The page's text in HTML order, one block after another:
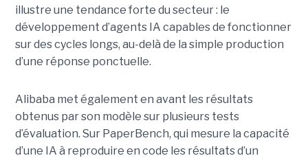
illustre une tendance forte du secteur : le
développement d’agents IA capables de fonctionner
sur des cycles longs, au-delà de la simple production
d’une réponse ponctuelle.
Alibaba met également en avant les résultats
obtenus par son modèle sur plusieurs tests
d’évaluation. Sur PaperBench, qui mesure la capacité
d’une IA à reproduire en code les résultats d’un